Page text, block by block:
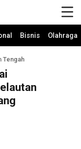
Bisnis Olahraga
Tengah